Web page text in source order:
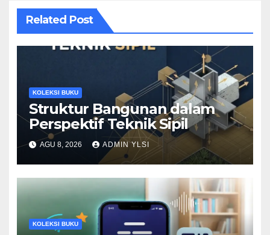
Related Post
KOLEKSI BUKU
Struktur Bangunan dalam
Perspektif Teknik Sipil
AGU 8, 2026 ADMIN YLSI
KOLEKSI BUKU